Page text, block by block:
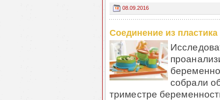
08.09.2016
Соединение из
собрали
триместре